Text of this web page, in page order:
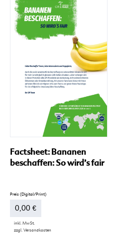
Factsheet: Bananen
beschaffen: So wird’s fair
0,00 €
inkl. MwSt.
zzgl. Versandkosten